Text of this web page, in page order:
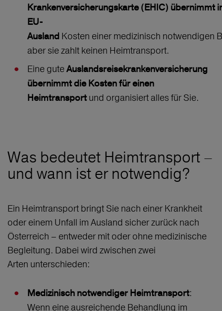
Krankenversicherungskarte (EHIC) übernimmt
EU-
Ausland Kosten einer medizinisch notwendigen
aber sie zahlt keinen Heimtransport.
Eine guteAuslandsreisekrankenversicherung
übernimmt die Kosten für einen
Heimtransport und organisiert alles für Sie.
Was bedeutet Heimtransport –
und wann ist er notwendig?
Ein Heimtransport bringt Sie nach einer Krankheit
oder einem Unfall im Ausland sicher zurück nach
Österreich – entweder mit oder ohne medizinische
Begleitung. Dabei wird zwischen zwei
Arten unterschieden:
Medizinisch notwendiger Heimtransport:
Wenn eine ausreichende Behandlung im